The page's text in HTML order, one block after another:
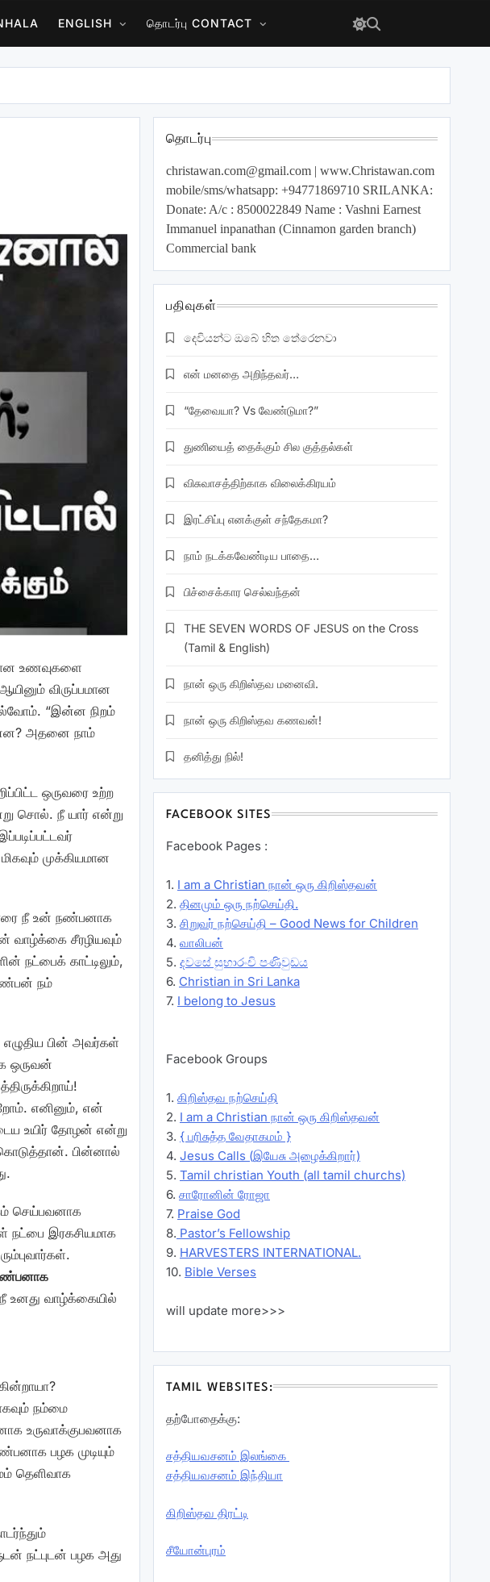
ENGLISH தொடர்பு CONTACT
உணவுகளை
விருப்பமான
“இன்ன நிறம்
அதனை நாம்
ஒருவரை உற்ற
சொல். நீ யார் என்று
முக்கியமான
நீ உன் நண்பனாக
வாழ்க்கை சீரழியவும்
நட்பைக் காட்டிலும்,
நம்
பின் அவர்கள்
ஒருவன்
எனினும், என்
உயிர் தோழன் என்று
பின்னால்
செய்பவனாக
நட்பை இரகசியமாக
உனது வாழ்க்கையில்
நம்மை
உருவாக்குபவனாக
பழக முடியும்
தெளிவாக
நட்புடன் பழக அது
தொடர்பு
christawan.com@gmail.com | www.Christawan.com
mobile/sms/whatsapp: +94771869710 SRILANKA:
Donate: A/c : 8500022849 Name : Vashni Earnest
Immanuel inpanathan (Cinnamon garden branch)
Commercial bank
பதிவுகள்
දෙවියන්ට ඔබේ හිත තේරෙනවා
என் மனதை அறிந்தவர்…
“தேவையா? Vs வேண்டுமா?”
துணியைத் தைக்கும் சில குத்தல்கள்
விசுவாசத்திற்காக விலைக்கிரயம்
இரட்சிப்பு எனக்குள் சந்தேகமா?
நாம் நடக்கவேண்டிய பாதை…
பிச்சைக்கார செல்வந்தன்
THE SEVEN WORDS OF JESUS on the Cross
(Tamil & English)
நான் ஒரு கிறிஸ்தவ மனைவி.
நான் ஒரு கிறிஸ்தவ கணவன்!
தனித்து நில்!
FACEBOOK SITES
Facebook Pages :
1. I am a Christian நான் ஒரு கிறிஸ்தவன்
2. தினமும் ஒரு நற்செய்தி.
3. சிறுவர் நற்செய்தி – Good News for Children
4. வாலிபன்
5. දවසේ සුභාරංචි පණිවුඩය
6. Christian in Sri Lanka
7. I belong to Jesus
Facebook Groups
1. கிறிஸ்தவ நற்செய்தி
2. I am a Christian நான் ஒரு கிறிஸ்தவன்
3. { பரிசுத்த வேதாகமம் }
4. Jesus Calls (இயேசு அழைக்கிறார்)
5. Tamil christian Youth (all tamil churchs)
6. சாரோனின் ரோஜா
7. Praise God
8. Pastor’s Fellowship
9. HARVESTERS INTERNATIONAL.
10. Bible Verses
will update more>>>
TAMIL WEBSITES:
தற்போதைக்கு:
சத்தியவசனம் இலங்கை
சத்தியவசனம் இந்தியா
கிறிஸ்தவ திரட்டி
சீயோன்புரம்